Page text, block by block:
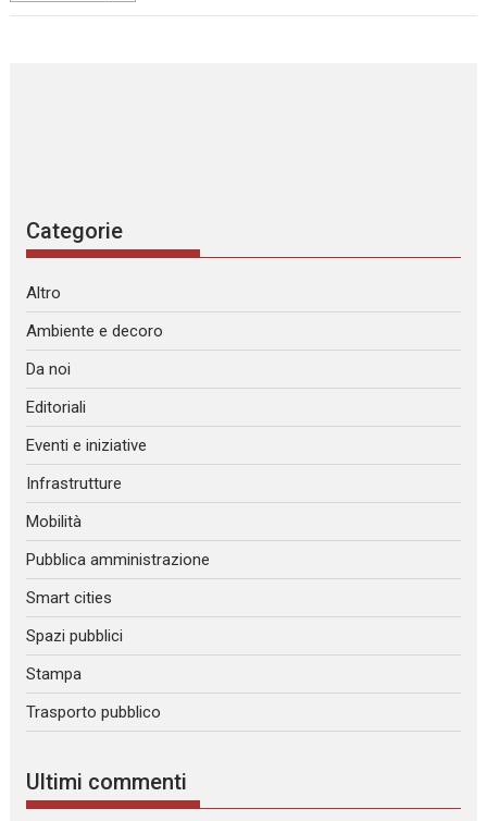
Categorie
Altro
Ambiente e decoro
Da noi
Editoriali
Eventi e iniziative
Infrastrutture
Mobilità
Pubblica amministrazione
Smart cities
Spazi pubblici
Stampa
Trasporto pubblico
Ultimi commenti